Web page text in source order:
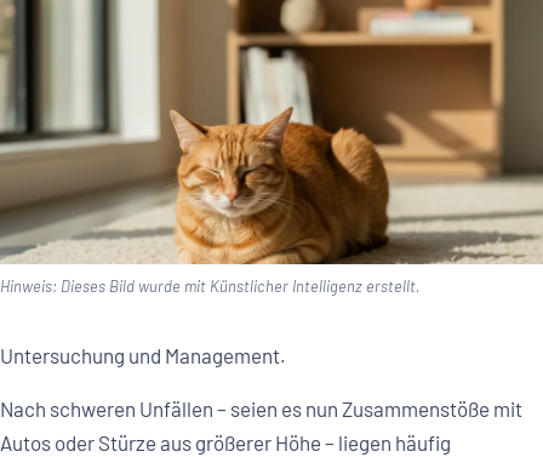
Hinweis: Dieses Bild wurde mit Künstlicher Intelligenz erstellt.
Untersuchung und Management.
Nach schweren Unfällen – seien es nun Zusammenstöße mit
Autos oder Stürze aus größerer Höhe – liegen häufig